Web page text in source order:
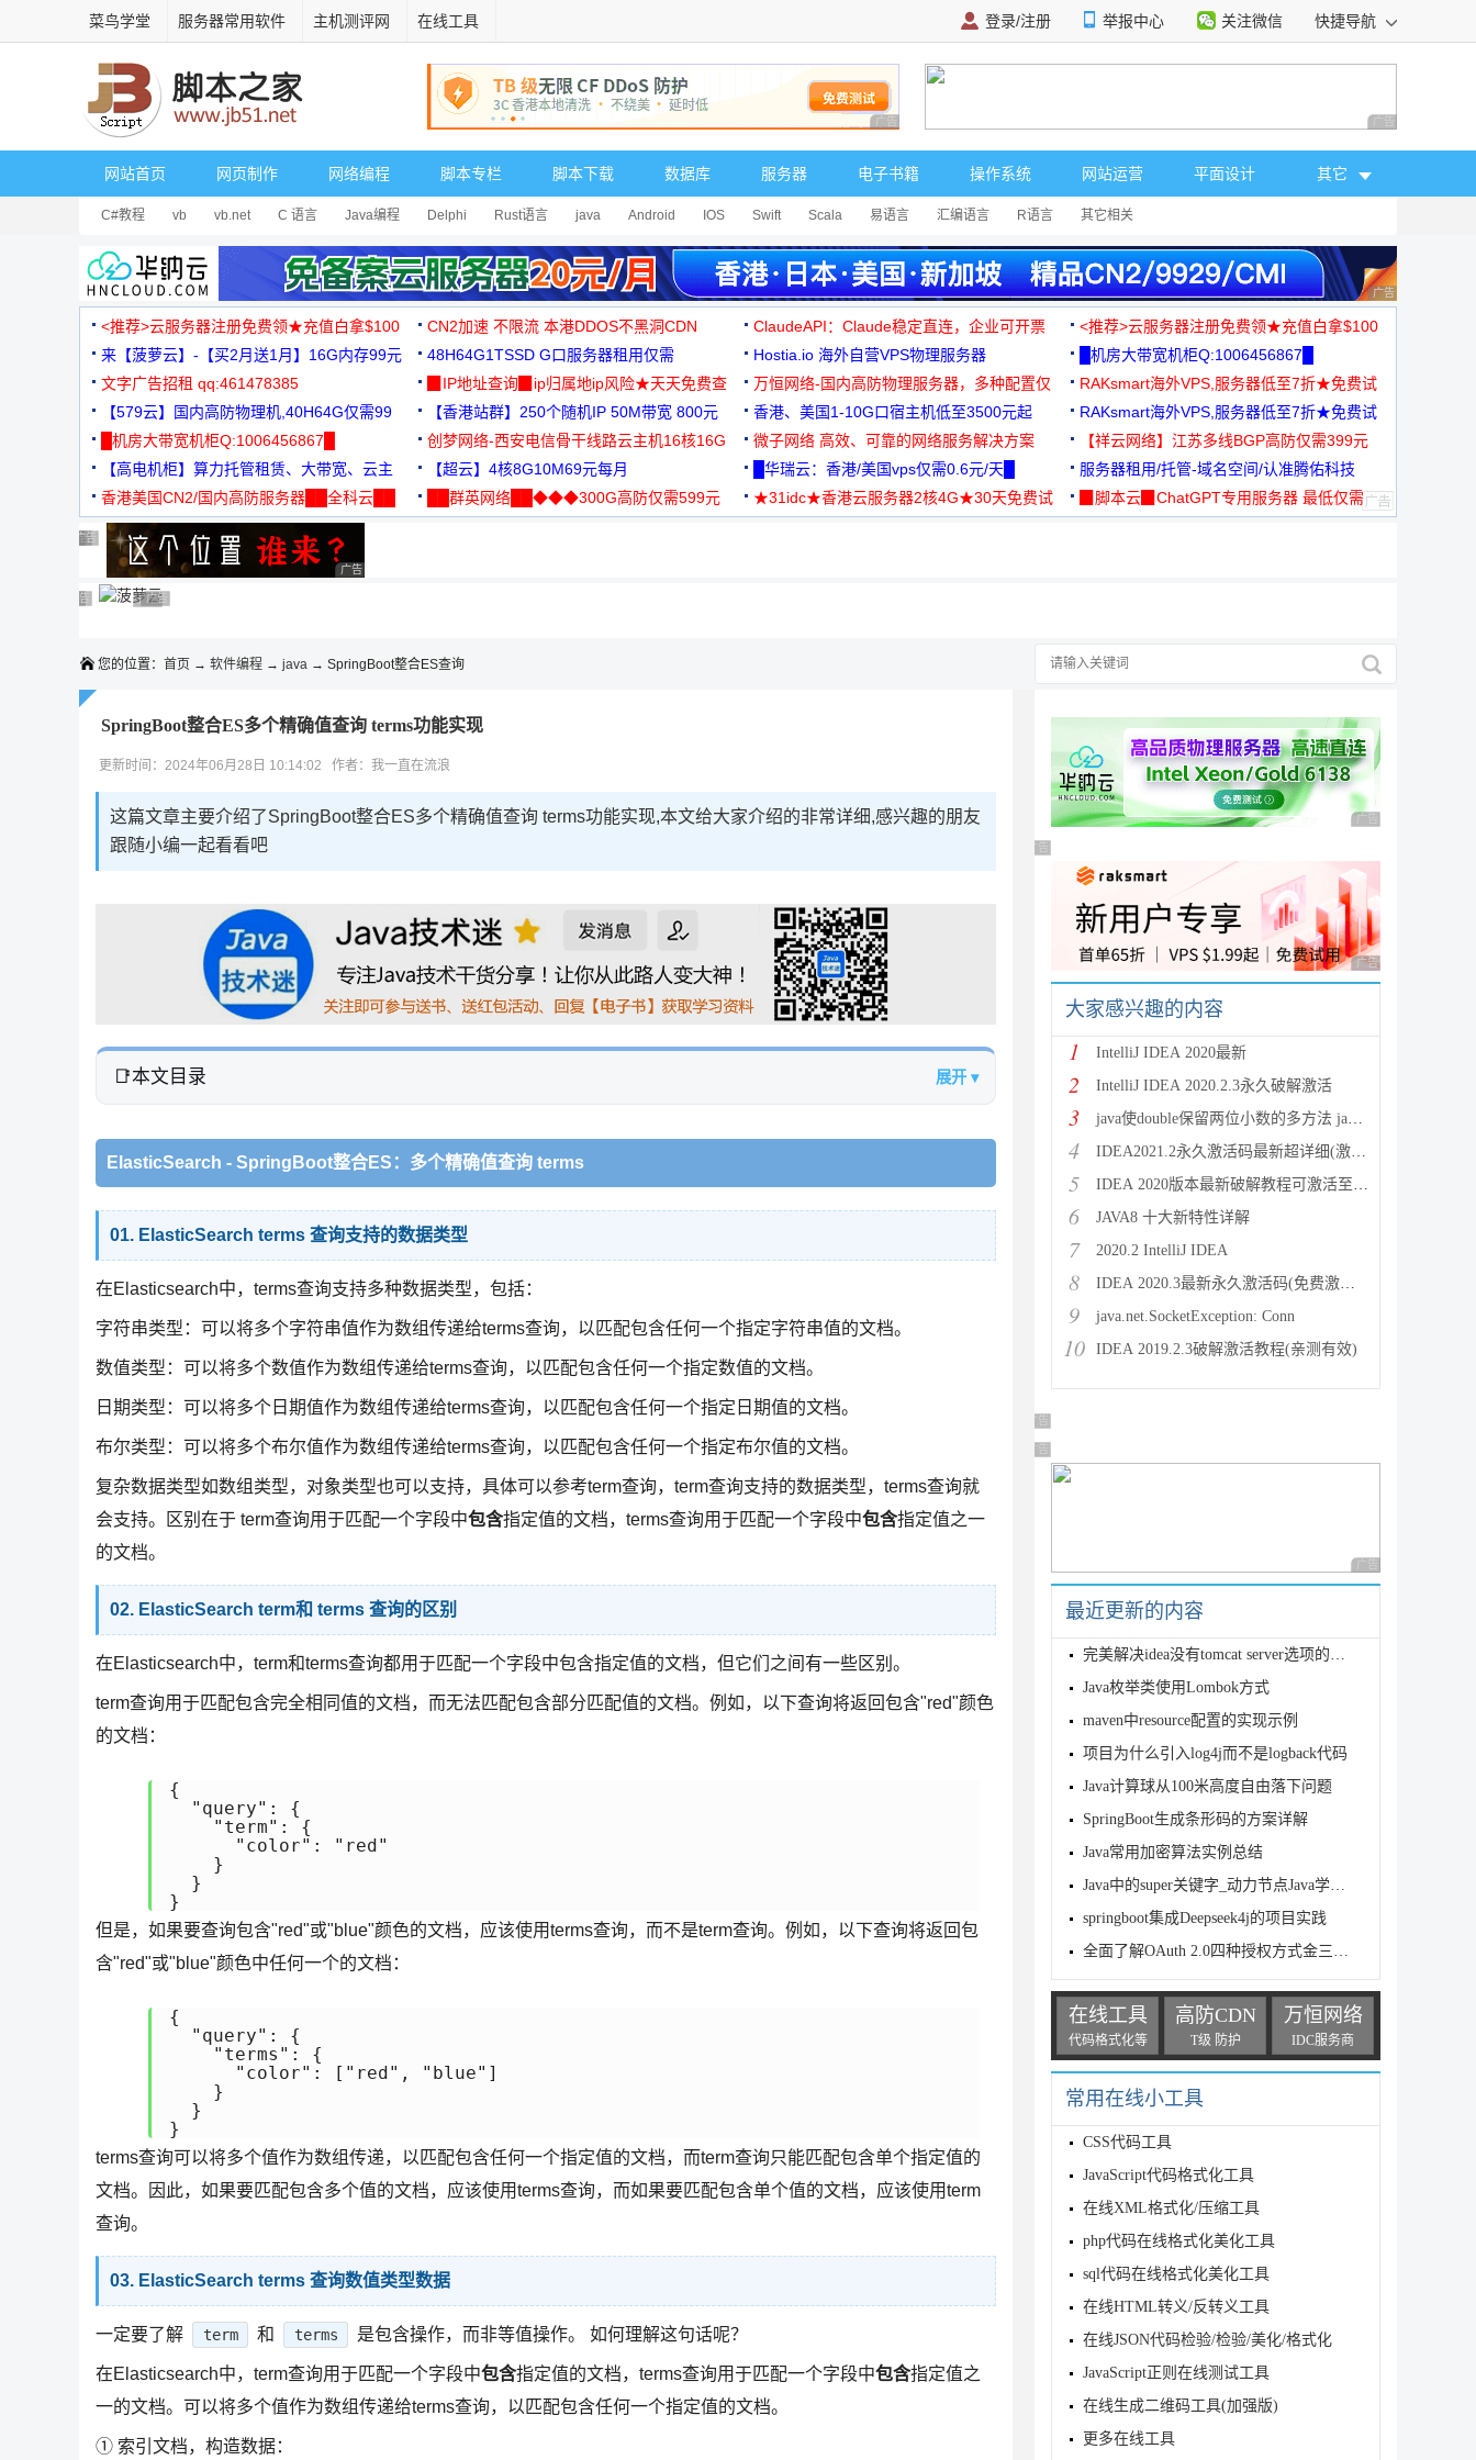
菜鸟学堂 服务器常用软件 主机测评网 在线工具 登录/注册 举报中心 关注微信 快捷导航
广告 商业广告，理性选择 广告 商业广告，理
网站首页 网页制作 网络编程 脚本专栏 脚本下载 数据库 服务器 电子书籍 操作系统 网站运营 平面设计 其它
C#教程 vb vb.net C 语言 Java编程 Delphi Rust语言 java Android IOS Swift Scala 易语言 汇编语言 R语言 其它相关
广告 商业广告，理
<推荐>云服务器注册免费领★充值白拿$100 CN2加速 不限流 本港DDOS不黑洞CDN ClaudeAPI：Claude稳定直连，企业可开票
<推荐>云服务器注册免费领★充值白拿$100
来【菠萝云】-【买2月送1月】16G内存99元
48H64G1TSSD G口服务器租用仅需
3000+可免费测试
Hostia.io 海外自营VPS物理服务器
█机房大带宽机柜Q:1006456867█
文字广告招租 qq:461478385
▉IP地址查询▉ip归属地ip风险★天天免费查
万恒网络-国内高防物理服务器，多种配置仅
99元/月起
RAKsmart海外VPS,服务器低至7折★免费试
用★
【579云】国内高防物理机,40H64G仅需99
元
【香港站群】250个随机IP 50M带宽 800元 香港、美国1-10G口宿主机低至3500元起
RAKsmart海外VPS,服务器低至7折★免费试
用★
█机房大带宽机柜Q:1006456867█
创梦网络-西安电信骨干线路云主机16核16G
88元/月
微子网络 高效、可靠的网络服务解决方案
【祥云网络】江苏多线BGP高防仅需399元
【高电机柜】算力托管租赁、大带宽、云主
机
【超云】4核8G10M69元每月 █华瑞云：香港/美国vps仅需0.6元/天█
服务器租用/托管-域名空间/认准腾佑科技
香港美国CN2/国内高防服务器██全科云██
██群英网络██◆◆◆300G高防仅需599元
★31idc★香港云服务器2核4G★30天免费试
▉脚本云▉ChatGPT专用服务器 最低仅需
广告 商业广告，理性选择
广告 商业广告，理性选择
广告 商业广告，理性选择
广告 商业广告，理性选择
广告 商业广告，理性选择
广告 商业广告，理性选择
广告 商业广告，理性选择
广告 商业广告，理性选择广告 商业广告，理性选择
广告 商业广告，理性选择
您的位置： 首页 → 软件编程 → java → SpringBoot整合ES查询
SpringBoot整合ES多个精确值查询 terms功能实现
更新时间：2024年06月28日 10:14:02 作者：我一直在流浪
这篇文章主要介绍了SpringBoot整合ES多个精确值查询 terms功能实现,本文给大家介绍的非常详细,感兴趣的朋友
跟随小编一起看看吧
本文目录 展开 ▾
ElasticSearch - SpringBoot整合ES：多个精确值查询 terms
01. ElasticSearch terms 查询支持的数据类型
在Elasticsearch中，terms查询支持多种数据类型，包括：
字符串类型：可以将多个字符串值作为数组传递给terms查询，以匹配包含任何一个指定字符串值的文档。
数值类型：可以将多个数值作为数组传递给terms查询，以匹配包含任何一个指定数值的文档。
日期类型：可以将多个日期值作为数组传递给terms查询，以匹配包含任何一个指定日期值的文档。
布尔类型：可以将多个布尔值作为数组传递给terms查询，以匹配包含任何一个指定布尔值的文档。
复杂数据类型如数组类型，对象类型也可以支持，具体可以参考term查询，term查询支持的数据类型，terms查询就
会支持。区别在于 term查询用于匹配一个字段中包含指定值的文档，terms查询用于匹配一个字段中包含指定值之一
的文档。
02. ElasticSearch term和 terms 查询的区别
在Elasticsearch中，term和terms查询都用于匹配一个字段中包含指定值的文档，但它们之间有一些区别。
term查询用于匹配包含完全相同值的文档，而无法匹配包含部分匹配值的文档。例如，以下查询将返回包含"red"颜色
的文档：
{
  "query": {
    "term": {
      "color": "red"
    }
  }
}
但是，如果要查询包含"red"或"blue"颜色的文档，应该使用terms查询，而不是term查询。例如，以下查询将返回包
含"red"或"blue"颜色中任何一个的文档：
{
  "query": {
    "terms": {
      "color": ["red", "blue"]
    }
  }
}
terms查询可以将多个值作为数组传递，以匹配包含任何一个指定值的文档，而term查询只能匹配包含单个指定值的
文档。因此，如果要匹配包含多个值的文档，应该使用terms查询，而如果要匹配包含单个值的文档，应该使用term
查询。
03. ElasticSearch terms 查询数值类型数据
一定要了解 term 和 terms 是包含操作，而非等值操作。 如何理解这句话呢？
在Elasticsearch中，term查询用于匹配一个字段中包含指定值的文档，terms查询用于匹配一个字段中包含指定值之
一的文档。可以将多个值作为数组传递给terms查询，以匹配包含任何一个指定值的文档。
① 索引文档，构造数据：
广告 商业广告，理性
广告 商业广告，理性选择
广告 商业广告，理性
大家感兴趣的内容
1 IntelliJ IDEA 2020最新
2 IntelliJ IDEA 2020.2.3永久破解激活
3 java使double保留两位小数的多方法 java保留两位
4 IDEA2021.2永久激活码最新超详细(激活到2099)
5 IDEA 2020版本最新破解教程可激活至2089
6 JAVA8 十大新特性详解
7 2020.2 IntelliJ IDEA
8 IDEA 2020.3最新永久激活码(免费激活到 209
9 java.net.SocketException: Conn
10 IDEA 2019.2.3破解激活教程(亲测有效)
广告 商业广告，理性选择
广告 商业广告，理性选择
广告 商业广告，理性
最近更新的内容
完美解决idea没有tomcat server选项的问题
Java枚举类使用Lombok方式
maven中resource配置的实现示例
项目为什么引入log4j而不是logback代码
Java计算球从100米高度自由落下问题
SpringBoot生成条形码的方案详解
Java常用加密算法实例总结
Java中的super关键字_动力节点Java学院整理
springboot集成Deepseek4j的项目实践
全面了解OAuth 2.0四种授权方式金三银四无惧面试
在线工具
代码格式化等
高防CDN
T级 防护
万恒网络
IDC服务商
常用在线小工具
CSS代码工具
JavaScript代码格式化工具
在线XML格式化/压缩工具
php代码在线格式化美化工具
sql代码在线格式化美化工具
在线HTML转义/反转义工具
在线JSON代码检验/检验/美化/格式化
JavaScript正则在线测试工具
在线生成二维码工具(加强版)
更多在线工具